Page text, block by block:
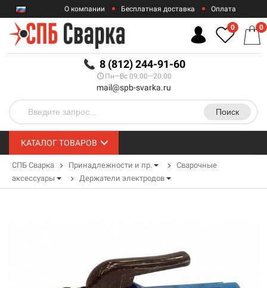
RUB
О компании Бесплатная доставка Оплата
Гарантии
8 (812) 244-91-60
Пн—Вс 09:00—20:00
mail@spb-svarka.ru
Поиск
0 0
КАТАЛОГ ТОВАРОВ
СПБ Сварка Принадлежности и пр.
Сварочные
аксессуары
Держатели электродов